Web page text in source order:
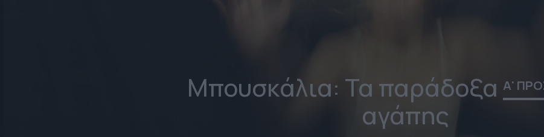
Μπουσκάλια: Τα παράδοξα Α'
αγάπης